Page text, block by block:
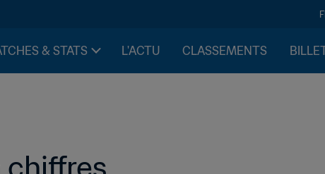
& STATS L'ACTU CLASSEMENTS